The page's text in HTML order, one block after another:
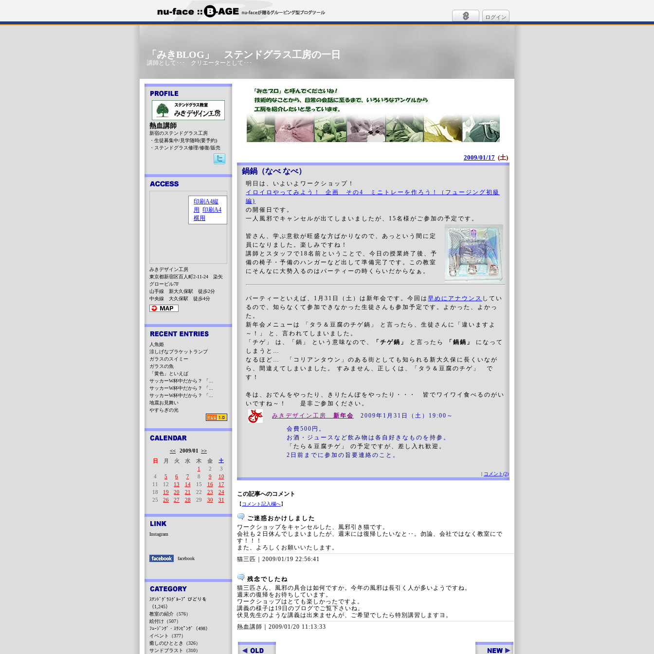
ログイン
「みきBLOG」 ステンドグラス工房の一日
講師として･･･ クリエーターとして･･･
2009/01/17 (土)
鍋鍋（なべ なべ）
明日は、いよいよワークショップ！
イロイロやってみよう！ 企画 その4 ミニトレーを作ろう！（フュージング初級
編)
の開催日です。
一人風邪でキャンセルが出てしまいましたが、15名様がご参加の予定です。
皆さん、学ぶ意欲が旺盛な方ばかりなので、あっという間に定
員になりました。楽しみですね！
講師とスタッフで18名前ということで、今日の授業終了後、予
備の椅子・予備のハンガーなど出して準備完了です。この教室
にそんなに大勢入るのはパーティーの時くらいだからなぁ。
パーティーといえば、1月31日（土）は新年会です。今回は 早めにアナウンス してい
るので、知らなくて参加できなかった生徒さんも参加予定です。よかった、よかっ
た。
新年会メニューは 「タラ＆豆腐のチゲ鍋」 と言ったら、生徒さんに「違いますよ
～！」 と、言われてしまいました。
「チゲ」 は、「鍋」 という意味なので、
「チゲ鍋」 と言ったら 「鍋鍋」
になって
しまうと…
なるほど… 「コリアンタウン」のある街としても知られる新大久保に長くいなが
ら、間違えてしまいました。 すみません、正しくは、「タラ＆豆腐のチゲ」 で
す！
冬は、おでんをやったり、きりたんぽをやったり・・・ 皆でワイワイ食べるのがい
いですね～！ 是非ご参加ください。
みきデザイン工房 新年会
2009年1月31日（土）19:00～
会費500円。
お酒・ジュースなど飲み物は各自好きなものを持参。
「たら＆豆腐チゲ」 の予定ですが、差し入れ歓迎。
2日前までに参加の旨要連絡のこと。
| コメント(2)
この記事へのコメント
【コメント記入欄へ】
ご迷惑おかけしました
ワークショップをキャンセルした、風邪引き猫です。
会社も２日休んでしまいましたが、週末には復帰したいなと‥。勿論、会社ではなく教室にで
す！！！
また、よろしくお願いいたします。
猫三匹｜ 2009/01/19 22:56:41
残念でしたね
猫三匹さん、風邪の具合は如何ですか。今年の風邪は長引く人が多いようですね。
週末の復帰をお待ちしています。
ワークショップはとても楽しかったですよ。
講義の様子は19日のブログでご覧下さいね。
伏見先生のような講義は出来ませんが、ご希望でしたら特別講習しますヨ。
熱血講師｜ 2009/01/20 11:13:33
熱血講師
新宿のステンドグラス工房
・生徒募集中/見学随時(要予約)
・ステンドグラス修理/修復/販売
みきデザイン工房
東京都新宿区百人町2-11-24 染矢
グロービル7F
山手線 新大久保駅 徒歩2分
中央線 大久保駅 徒歩4分
人魚姫
涼しげなブラケットランプ
ガラスのスイミー
ガラスの魚
「黄色」といえば
サッカーW杯中だから？ 「...
サッカーW杯中だから？ 「...
サッカーW杯中だから？ 「...
地震お見舞い
やすらぎの光
<< 2009/01 >>
日
月 火 水 木 金
土
1
2
3
4
5 6 7 8 9
10
11
12 13 14 15 16
17
18
19 20 21 22 23
24
25
26 27 28 29 30 31
Instagram
facebook
ｽﾃﾝﾄﾞｸﾞﾗｽｸﾞﾙｰﾌﾟ びどりを
（1,245）
教室の紹介（576）
絵付け（507）
ﾌｭｰｼﾞﾝｸﾞ・ｽﾗﾝﾋﾟﾝｸﾞ（498）
イベント（377）
癒しのひととき（326）
サンドブラスト（310）